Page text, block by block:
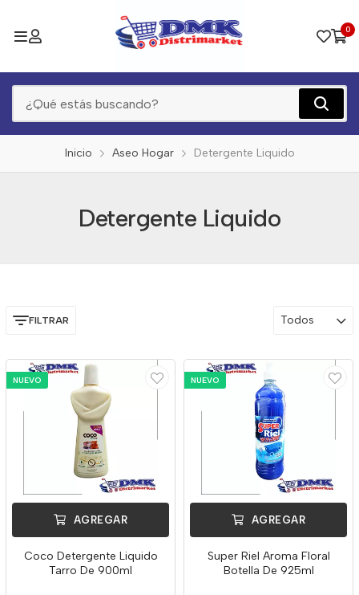
0
Inicio Aseo Hogar Detergente Liquido
Detergente Liquido
FILTRAR Todos
NUEVO
AGREGAR
Coco Detergente Liquido
Tarro De 900ml
NUEVO
AGREGAR
Super Riel Aroma Floral
Botella De 925ml